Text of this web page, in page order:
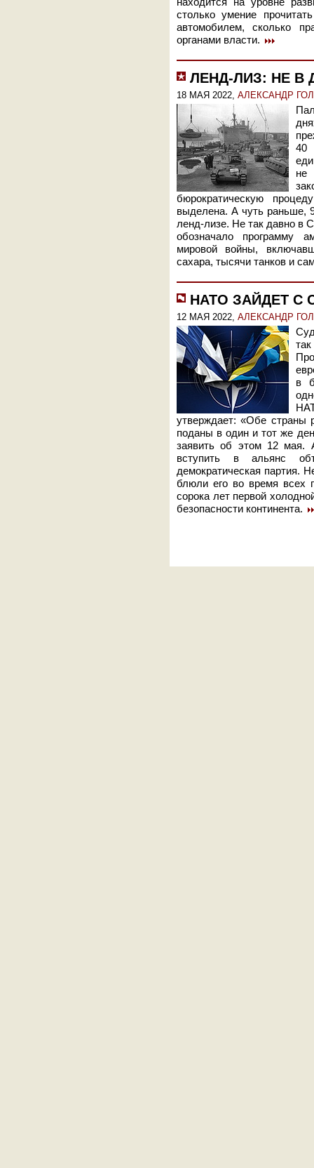
столько умение
автомобилем, сколько
органами власти.
ЛЕНД-ЛИЗ: НЕ В
18 МАЯ 2022, АЛЕКСАНДР
не
бюрократическую
выделена. А чуть раньше,
ленд-лизе. Не так давно в
обозначало программу
мировой войны,
сахара, тысячи танков и
НАТО ЗАЙДЕТ С
12 МАЯ 2022, АЛЕКСАНДР
в
утверждает: «Обе страны
поданы в один и тот же
заявить об этом 12 мая.
вступить в альянс
демократическая партия.
блюли его во время всех
сорока лет первой
безопасности континента.